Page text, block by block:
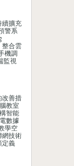
續擴充
警系
合雲
機調
監視
改善措
教室
智能
數據
學空
網技術
定義